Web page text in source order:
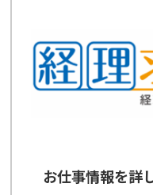
お仕事情報を詳